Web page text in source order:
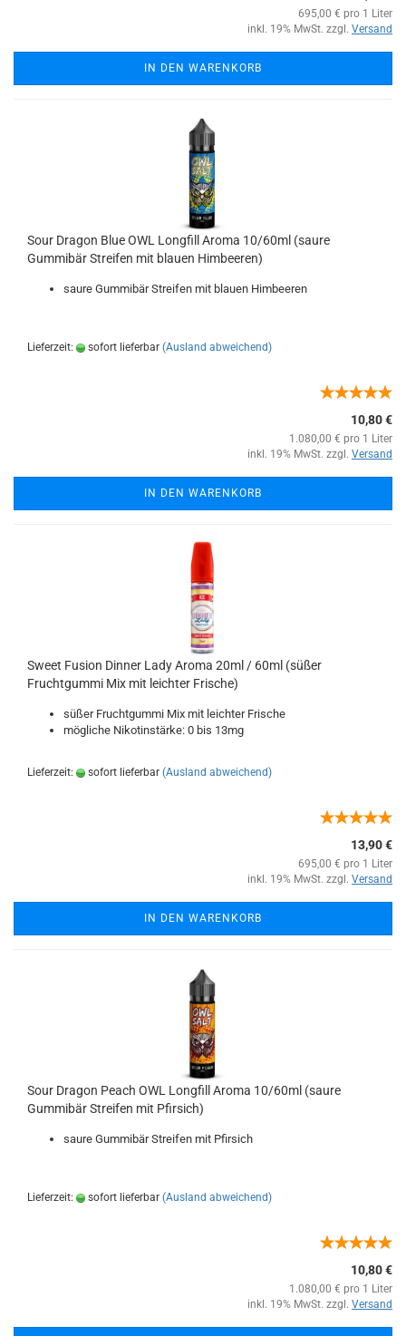
695,00 € pro 1 Liter
inkl. 19% MwSt. zzgl. Versand
IN DEN WARENKORB
Sour Dragon Blue OWL Longfill Aroma 10/60ml (saure
Gummibär Streifen mit blauen Himbeeren)
saure Gummibär Streifen mit blauen Himbeeren
Lieferzeit: sofort lieferbar (Ausland abweichend)
10,80 €
1.080,00 € pro 1 Liter
inkl. 19% MwSt. zzgl. Versand
IN DEN WARENKORB
Sweet Fusion Dinner Lady Aroma 20ml / 60ml (süßer
Fruchtgummi Mix mit leichter Frische)
süßer Fruchtgummi Mix mit leichter Frische
mögliche Nikotinstärke: 0 bis 13mg
Lieferzeit: sofort lieferbar (Ausland abweichend)
13,90 €
695,00 € pro 1 Liter
inkl. 19% MwSt. zzgl. Versand
IN DEN WARENKORB
Sour Dragon Peach OWL Longfill Aroma 10/60ml (saure
Gummibär Streifen mit Pfirsich)
saure Gummibär Streifen mit Pfirsich
Lieferzeit: sofort lieferbar (Ausland abweichend)
10,80 €
1.080,00 € pro 1 Liter
inkl. 19% MwSt. zzgl. Versand